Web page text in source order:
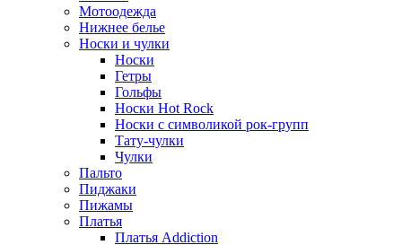
Мотоодежда
Нижнее белье
Носки и чулки
Носки
Гетры
Гольфы
Носки Hot Rock
Носки с символикой рок-групп
Тату-чулки
Чулки
Пальто
Пиджаки
Пижамы
Платья
Платья Addiction